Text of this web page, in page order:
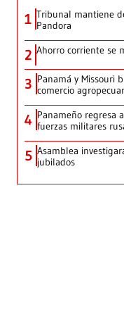
1 Tribunal mantiene
Pandora
2 Ahorro corriente se
3 Panamá y Missouri
comercio
4 Panameño regresa
fuerzas militares
5 Asamblea
jubilados